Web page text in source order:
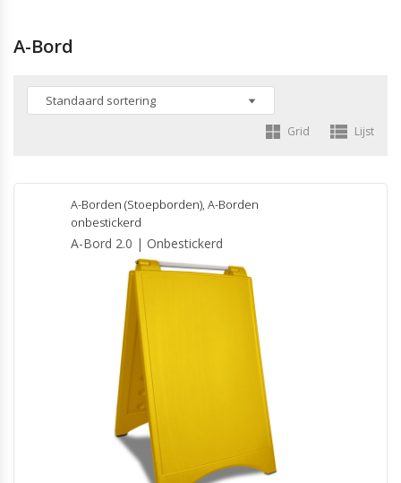
A-Bord
Grid Lijst
A-Borden (Stoepborden), A-Borden
onbestickerd
A-Bord 2.0 | Onbestickerd